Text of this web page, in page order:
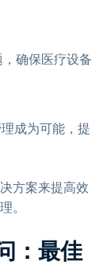
确保医疗设备
成为可能，提
方案来提高效
。
：最佳